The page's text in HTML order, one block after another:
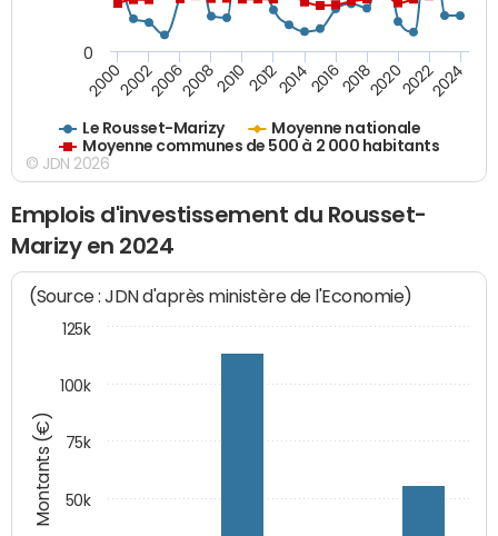
Le Rousset-Marizy
Moyenne nationale
Moyenne communes de 500 à 2 000 habitants
200020022006200820102012201420162018202020222024
0
© JDN 2026
Emplois d'investissement du Rousset-
Marizy en 2024
Montants (€)
(Source : JDN d'après ministère de l'Economie)
50k
75k
100k
125k